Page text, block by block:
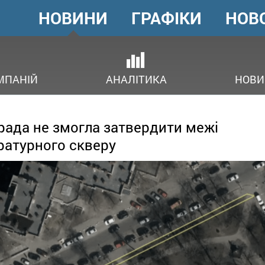
ГОЛОВНЕ
МЕНЮ
НОВИНИ
АНАЛІТИКА
ГРАФІКИ
не змогла затвердити межі
скверу